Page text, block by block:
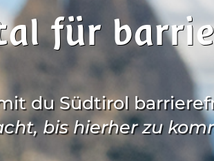
für
du Südtirol
bis hierher zu